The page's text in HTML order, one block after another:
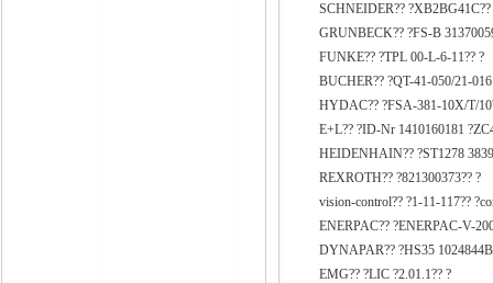
SCHNEIDER?? ?XB2BG41C??
GRUNBECK?? ?FS-B
FUNKE?? ?TPL 00-L-6-11?? ?
BUCHER?? ?QT-41-050/21-
HYDAC?? ?FSA-381-10X/T/
E+L?? ?ID-Nr 1410160181
HEIDENHAIN?? ?ST1278
REXROTH?? ?821300373?? ?
vision-control?? ?1-11-117??
ENERPAC?? ?ENERPAC-V-
DYNAPAR?? ?HS35
EMG?? ?LIC ?2.01.1?? ?